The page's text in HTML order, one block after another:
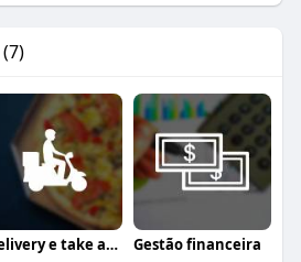
(7)
Delivery e take away Gestão financeira